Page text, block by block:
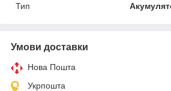
Тип
Умови доставки
Нова Пошта
Укрпошта